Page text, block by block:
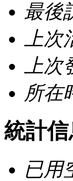
最後
上
上
所在
統計信
已用